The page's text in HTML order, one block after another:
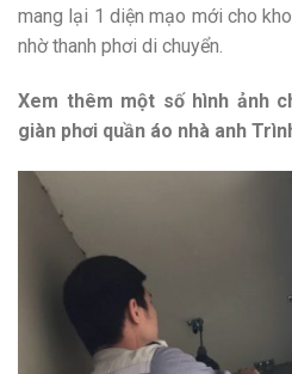
mang lại 1 diện mạo mới cho
nhờ thanh phơi di chuyển.
Xem thêm một số hình ảnh
giàn phơi quần áo nhà anh